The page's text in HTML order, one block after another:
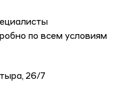
по всем условиям
26/7